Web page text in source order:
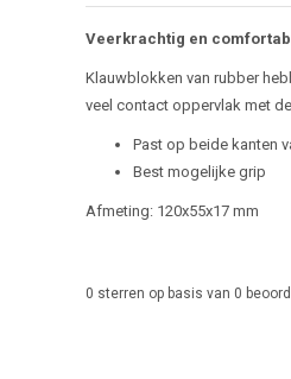
Veerkrachtig en
Klauwblokken van rubber
veel contact oppervlak met
Past op beide kanten
Best mogelijke grip
Afmeting: 120x55x17 mm
0 sterren op basis van 0